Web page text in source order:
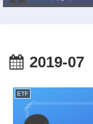
2019-07
ETF